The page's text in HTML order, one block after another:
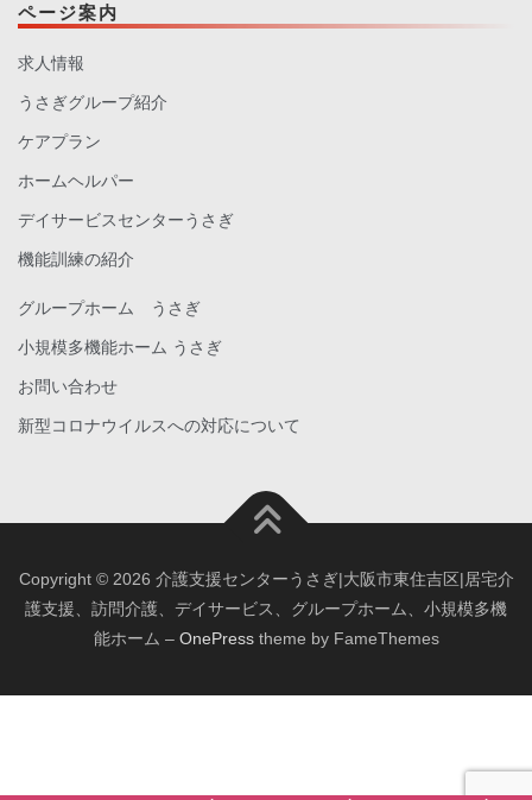
ページ案内
求人情報
うさぎグループ紹介
ケアプラン
ホームヘルパー
デイサービスセンターうさぎ
機能訓練の紹介
グループホーム うさぎ
小規模多機能ホーム うさぎ
お問い合わせ
新型コロナウイルスへの対応について
Copyright © 2026 介護支援センターうさぎ|大阪市東住吉区|居宅介
護支援、訪問介護、デイサービス、グループホーム、小規模多機
能ホーム – OnePresstheme by FameThemes